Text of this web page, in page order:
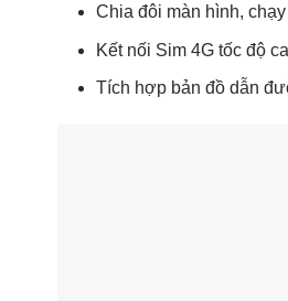
Chia đôi màn hình,
Kết nối Sim 4G tốc độ
Tích hợp bản đồ dẫn